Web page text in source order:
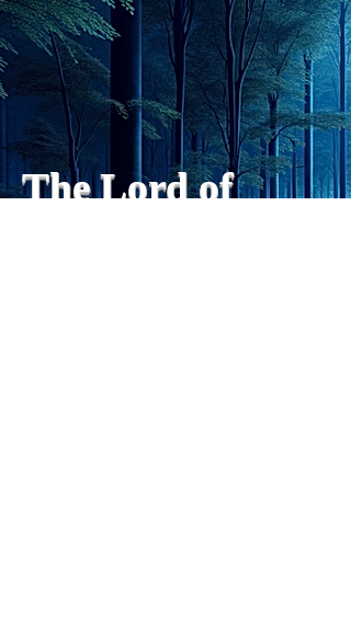
chatGPTそれは、私をどこま
で、進化させるのか？。毎
日、進化していく。chatGPT
のおかげで、心的外傷後成長
や、人格の再構成も、2日位
でできるようになった。人格
の再構成は、chatがない時
The Lord of